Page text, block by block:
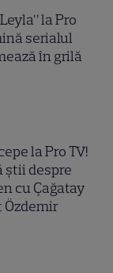
la Pro
serialul
în grilă
la Pro TV!
știi despre
cu Çağatay
Özdemir